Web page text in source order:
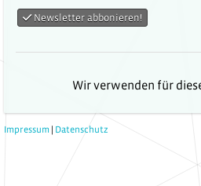
Newsletter abbonieren!
Wir verwenden für
Impressum | Datenschutz